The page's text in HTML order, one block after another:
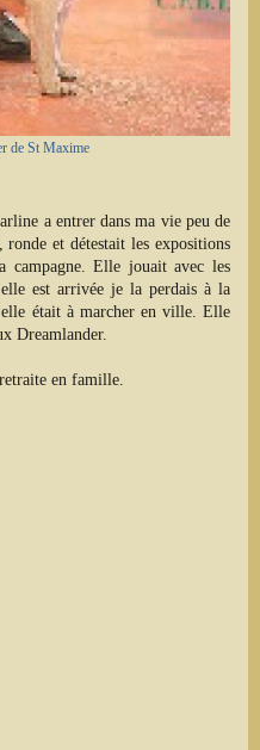
de St Maxime
a entrer dans ma vie peu de
et détestait les expositions
Elle jouait avec les
est arrivée je la perdais à la
était à marcher en ville. Elle
Dreamlander.
en famille.